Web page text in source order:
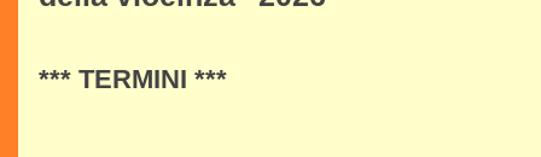
*** TERMINI ***